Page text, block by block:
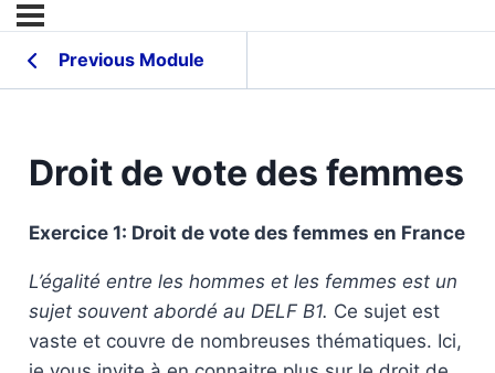
Previous Module
Droit de vote des femmes
Exercice 1: Droit de vote des femmes en France
L’égalité entre les hommes et les femmes est un
sujet souvent abordé au DELF B1. Ce sujet est
vaste et couvre de nombreuses thématiques. Ici,